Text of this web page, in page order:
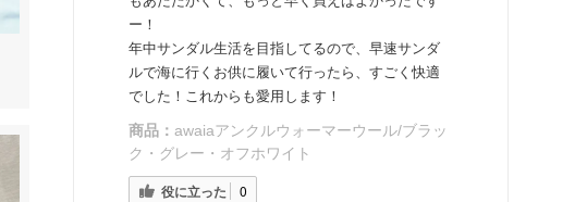
ー！
年中サンダル生活を目指してるので、早速サンダ
ルで海に行くお供に履いて行ったら、すごく快適
でした！これからも愛用します！
商品： awaiaアンクルウォーマーウール/ブラッ
ク・グレー・オフホワイト
役に立った 0